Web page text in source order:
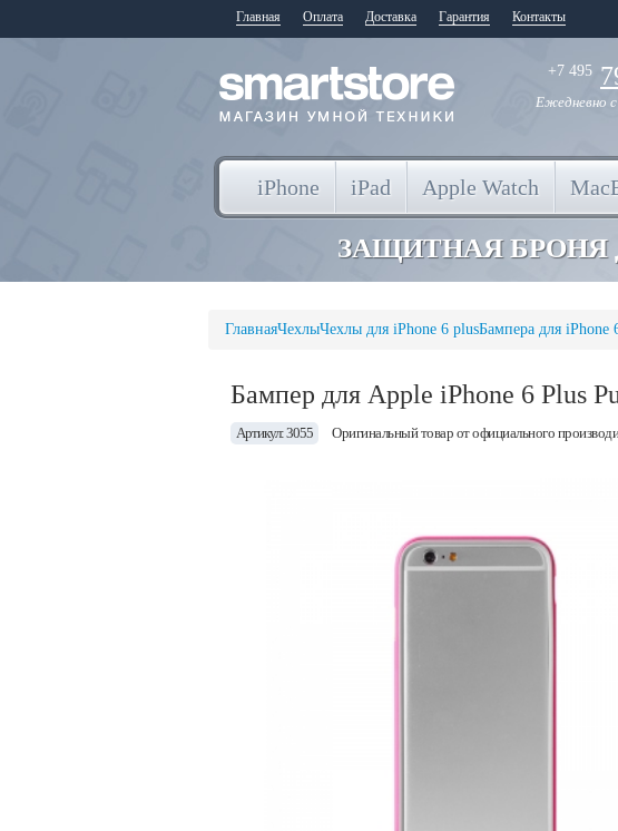
Главная Оплата Доставка Гарантия Контакты
+7 495
Ежедневно
iPhone iPad Apple Watch
ЗАЩИТНАЯ БРОНЯ
ГлавнаяЧехлыЧехлы для iPhone 6 plusБампера для iPhone
Бампер для Apple iPhone 6 Plus
Артикул: 3055 Оригинальный товар от официального